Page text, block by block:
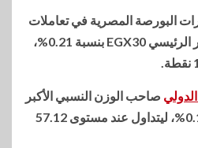
البورصة المصرية في تعاملات
اليوم الأربعاء وصعد المؤشر الرئيسي EGX30 بنسبة 0.21%،
صاحب الوزن النسبي الأكبر
بالثلاثيني انخفاضا بنسبة 0.12%، ليتداول عند مستوى 57.12